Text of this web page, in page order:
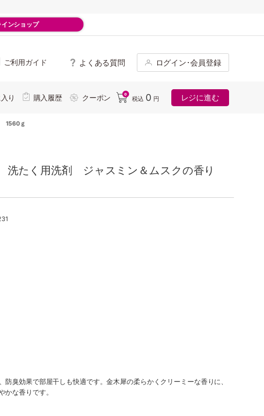
ンショップ
ご利用ガイド よくある質問 ログイン･会員登録
り 購入履歴 クーポン 0
税込 0 円 レジに進む
1560ｇ
たく用洗剤 ジャスミン＆ムスクの香り
臭効果で部屋干しも快適です。金木犀の柔らかくクリーミーな香りに、
な香りです。